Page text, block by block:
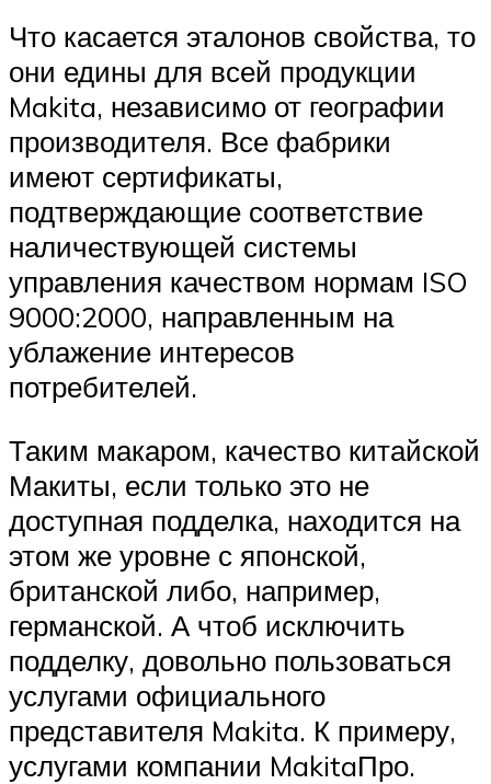
Что касается эталонов свойства, то
они едины для всей продукции
Makita, независимо от географии
производителя. Все фабрики
имеют сертификаты,
подтверждающие соответствие
наличествующей системы
управления качеством нормам ISO
9000:2000, направленным на
ублажение интересов
потребителей.
Таким макаром, качество китайской
Макиты, если только это не
доступная подделка, находится на
этом же уровне с японской,
британской либо, например,
германской. А чтоб исключить
подделку, довольно пользоваться
услугами официального
представителя Makita. К примеру,
услугами компании MakitaПро.